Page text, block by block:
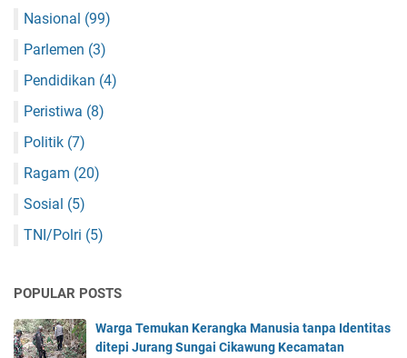
Nasional (99)
Parlemen (3)
Pendidikan (4)
Peristiwa (8)
Politik (7)
Ragam (20)
Sosial (5)
TNI/Polri (5)
POPULAR POSTS
Warga Temukan Kerangka Manusia tanpa Identitas
ditepi Jurang Sungai Cikawung Kecamatan